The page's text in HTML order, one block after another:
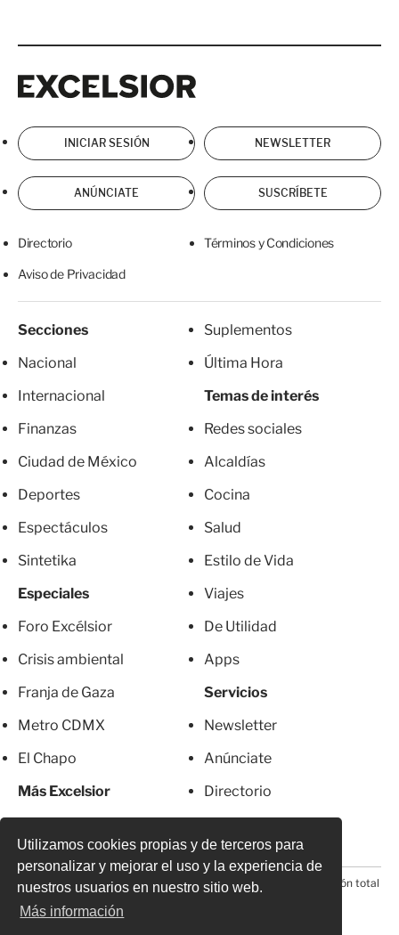
Utilizamos cookies propias y de terceros para
personalizar y mejorar el uso y la experiencia de
nuestros usuarios en nuestro sitio web.
Más información
INICIAR SESIÓN NEWSLETTER
ANÚNCIATE SUSCRÍBETE
Directorio Términos y Condiciones
Aviso de Privacidad
Secciones
Nacional
Internacional
Finanzas
Ciudad de México
Deportes
Espectáculos
Sintetika
Especiales
Foro Excélsior
Crisis ambiental
Franja de Gaza
Metro CDMX
El Chapo
Más Excelsior
Suplementos
Última Hora
Temas de interés
Redes sociales
Alcaldías
Cocina
Salud
Estilo de Vida
Viajes
De Utilidad
Apps
Servicios
Newsletter
Anúnciate
Directorio
© 2026 Todos los derechos reservados. Prohibida la reproducción total
o parcial, incluyendo cualquier medio electrónico*